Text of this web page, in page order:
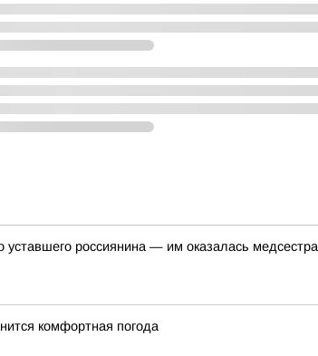
уставшего россиянина — им оказалась
комфортная погода